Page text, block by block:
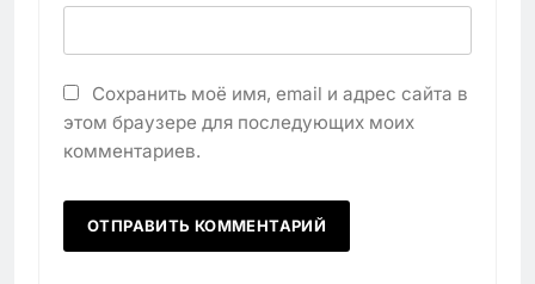
Сохранить моё имя, email и адрес сайта в
этом браузере для последующих моих
комментариев.